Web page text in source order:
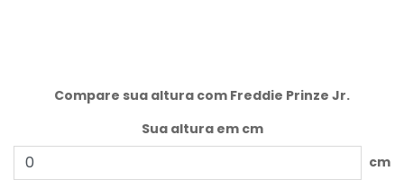
Compare sua altura com Freddie Prinze Jr.
Sua altura em cm
cm